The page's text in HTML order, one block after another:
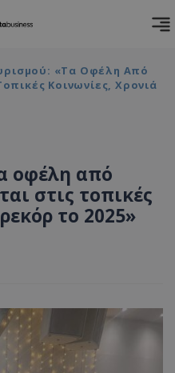
«Τα Οφέλη Από
Κοινωνίες, Χρονιά
οφέλη από
στις τοπικές
το 2025»